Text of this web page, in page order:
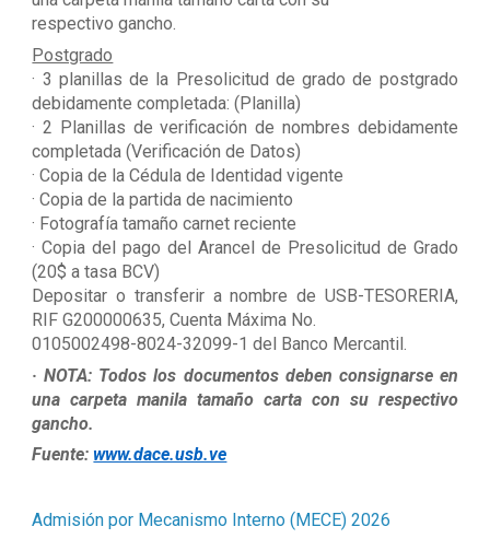
respectivo gancho.
Postgrado
· 3 planillas de la Presolicitud de grado de postgrado
debidamente completada: (Planilla)
· 2 Planillas de verificación de nombres debidamente
completada (Verificación de Datos)
· Copia de la Cédula de Identidad vigente
· Copia de la partida de nacimiento
· Fotografía tamaño carnet reciente
· Copia del pago del Arancel de Presolicitud de Grado
(20$ a tasa BCV)
Depositar o transferir a nombre de USB-TESORERIA,
RIF G200000635, Cuenta Máxima No.
0105002498-8024-32099-1 del Banco Mercantil.
· NOTA: Todos los documentos deben consignarse en
una carpeta manila tamaño carta con su respectivo
gancho.
Fuente: www.dace.usb.ve
Admisión por Mecanismo Interno (MECE) 2026